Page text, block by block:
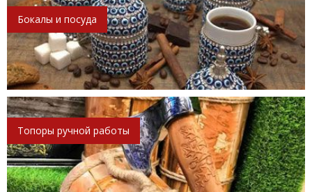
Бокалы и посуда
Топоры ручной работы